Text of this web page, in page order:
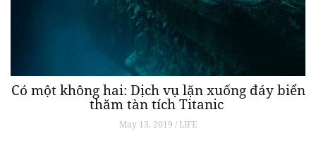
Có một không hai: Dịch vụ lặn xuống đáy biển
thăm tàn tích Titanic
May 13, 2019 / LIFE